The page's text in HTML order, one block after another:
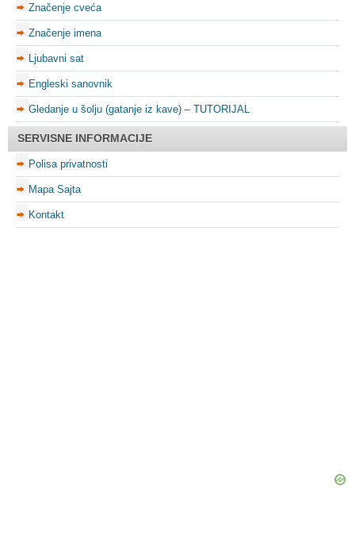
Značenje cveća
Značenje imena
Ljubavni sat
Engleski sanovnik
Gledanje u šolju (gatanje iz kave) – TUTORIJAL
SERVISNE INFORMACIJE
Polisa privatnosti
Mapa Sajta
Kontakt